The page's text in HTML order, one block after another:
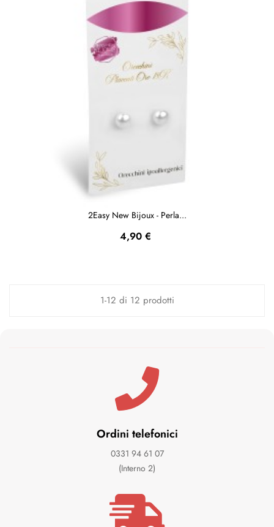
2Easy New Bijoux - Perla...
Prezzo
4,90 €
1-12 di 12 prodotti
Ordini telefonici
0331 94 61 07
(Interno 2)